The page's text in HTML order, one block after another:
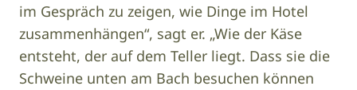
im Gespräch zu zeigen, wie Dinge im Hotel
zusammenhängen“, sagt er. „Wie der Käse
entsteht, der auf dem Teller liegt. Dass sie die
Schweine unten am Bach besuchen können